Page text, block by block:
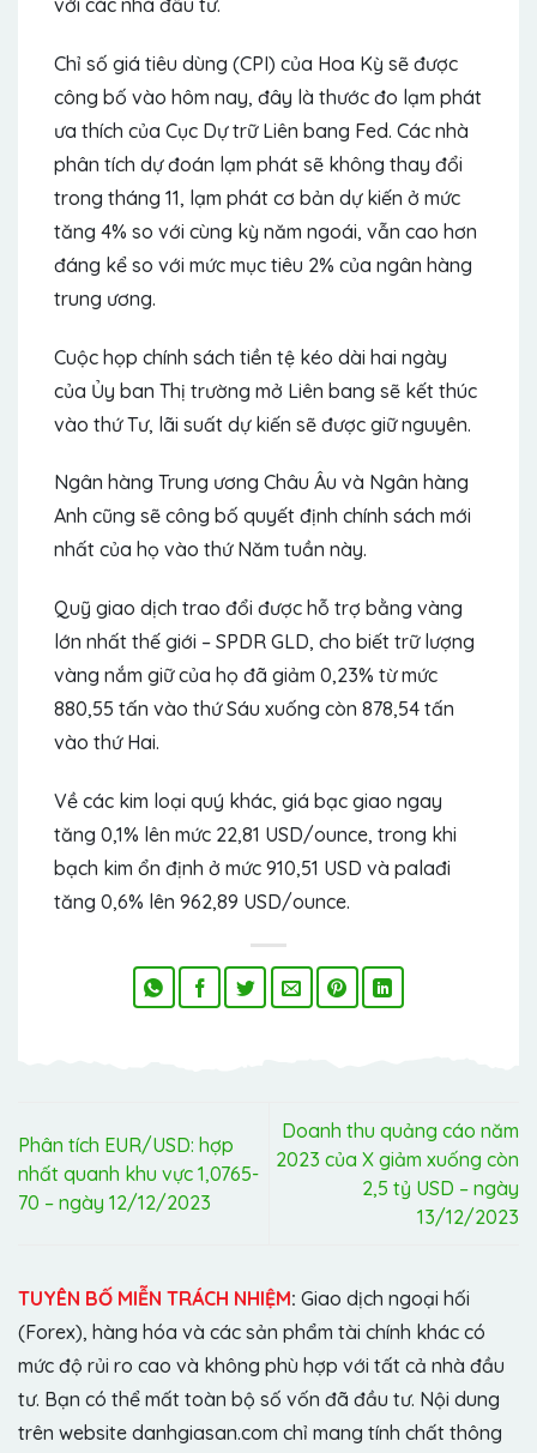
Chỉ số giá tiêu dùng (CPI) của Hoa Kỳ sẽ được
công bố vào hôm nay, đây là thước đo lạm phát
ưa thích của Cục Dự trữ Liên bang Fed. Các nhà
phân tích dự đoán lạm phát sẽ không thay đổi
trong tháng 11, lạm phát cơ bản dự kiến ở mức
tăng 4% so với cùng kỳ năm ngoái, vẫn cao hơn
đáng kể so với mức mục tiêu 2% của ngân hàng
trung ương.
Cuộc họp chính sách tiền tệ kéo dài hai ngày
của Ủy ban Thị trường mở Liên bang sẽ kết thúc
vào thứ Tư, lãi suất dự kiến sẽ được giữ nguyên.
Ngân hàng Trung ương Châu Âu và Ngân hàng
Anh cũng sẽ công bố quyết định chính sách mới
nhất của họ vào thứ Năm tuần này.
Quỹ giao dịch trao đổi được hỗ trợ bằng vàng
lớn nhất thế giới – SPDR GLD, cho biết trữ lượng
vàng nắm giữ của họ đã giảm 0,23% từ mức
880,55 tấn vào thứ Sáu xuống còn 878,54 tấn
vào thứ Hai.
Về các kim loại quý khác, giá bạc giao ngay
tăng 0,1% lên mức 22,81 USD/ounce, trong khi
bạch kim ổn định ở mức 910,51 USD và palađi
tăng 0,6% lên 962,89 USD/ounce.
Phân tích EUR/USD: hợp
nhất quanh khu vực 1,0765-
70 – ngày 12/12/2023
Doanh thu quảng cáo năm
2023 của X giảm xuống còn
2,5 tỷ USD – ngày
13/12/2023
TUYÊN BỐ MIỄN TRÁCH NHIỆM: Giao dịch ngoại hối
(Forex), hàng hóa và các sản phẩm tài chính khác có
mức độ rủi ro cao và không phù hợp với tất cả nhà đầu
tư. Bạn có thể mất toàn bộ số vốn đã đầu tư. Nội dung
trên website danhgiasan.com chỉ mang tính chất thông